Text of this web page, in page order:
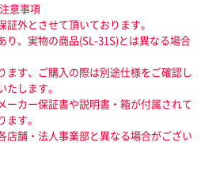
意事項
外とさせて頂いております。
、実物の商品(SL-31S)とは異なる場合
す、ご購入の際は別途仕様をご確認し
します。
カー保証書や説明書・箱が付属されて
す。
舗・法人事業部と異なる場合がござい